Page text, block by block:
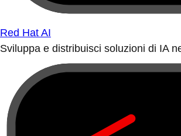
Red Hat AI
Sviluppa e distribuisci soluzioni di IA